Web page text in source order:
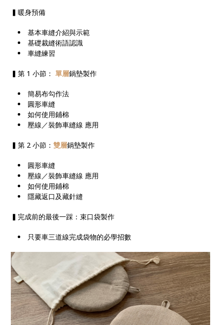
▍暖身預備
基本車縫介紹與示範
基礎裁縫術語認識
車縫練習
▍第 1 小節： 單層鍋墊製作
簡易布勾作法
圓形車縫
如何使用鋪棉
壓線／裝飾車縫線 應用
▍第 2 小節：雙層鍋墊製作
圓形車縫
壓線／裝飾車縫線 應用
如何使用鋪棉
隱藏返口及藏針縫
▍完成前的最後一踩：束口袋製作
只要車三道線完成袋物的必學招數